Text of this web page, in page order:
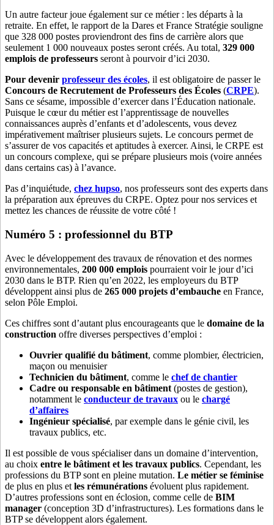
Un autre facteur joue également sur ce métier : les départs à la
retraite. En effet, le rapport de la Dares et France Stratégie souligne
que 328 000 postes proviendront des fins de carrière alors que
seulement 1 000 nouveaux postes seront créés. Au total, 329 000
emplois de professeurs seront à pourvoir d’ici 2030.
Pour devenir professeur des écoles, il est obligatoire de passer le
Concours de Recrutement de Professeurs des Écoles (CRPE).
Sans ce sésame, impossible d’exercer dans l’Éducation nationale.
Puisque le cœur du métier est l’apprentissage de nouvelles
connaissances auprès d’enfants et d’adolescents, vous devez
impérativement maîtriser plusieurs sujets. Le concours permet de
s’assurer de vos capacités et aptitudes à exercer. Ainsi, le CRPE est
un concours complexe, qui se prépare plusieurs mois (voire années
dans certains cas) à l’avance.
Pas d’inquiétude, chez hupso, nos professeurs sont des experts dans
la préparation aux épreuves du CRPE. Optez pour nos services et
mettez les chances de réussite de votre côté !
Numéro 5 : professionnel du BTP
Avec le développement des travaux de rénovation et des normes
environnementales, 200 000 emplois pourraient voir le jour d’ici
2030 dans le BTP. Rien qu’en 2022, les employeurs du BTP
développent ainsi plus de 265 000 projets d’embauche en France,
selon Pôle Emploi.
Ces chiffres sont d’autant plus encourageants que le domaine de la
construction offre diverses perspectives d’emploi :
Ouvrier qualifié du bâtiment, comme plombier, électricien,
maçon ou menuisier
Technicien du bâtiment, comme le chef de chantier
Cadre ou responsable en bâtiment (postes de gestion),
notamment le conducteur de travaux ou le chargé
d’affaires
Ingénieur spécialisé, par exemple dans le génie civil, les
travaux publics, etc.
Il est possible de vous spécialiser dans un domaine d’intervention,
au choix entre le bâtiment et les travaux publics. Cependant, les
professions du BTP sont en pleine mutation. Le métier se féminise
de plus en plus et les rémunérations évoluent plus rapidement.
D’autres professions sont en éclosion, comme celle de BIM
manager (conception 3D d’infrastructures). Les formations dans le
BTP se développent alors également.